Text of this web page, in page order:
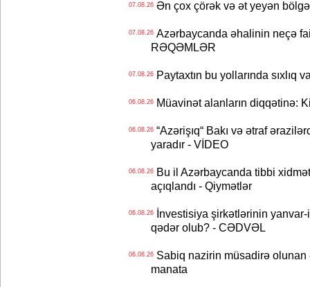
07.08.26Ən çox çörək və ət yeyən
07.08.26Azərbaycanda əhalinin neçə
RƏQƏMLƏR
07.08.26Paytaxtın bu yollarında sıxlıq
06.08.26Müavinət alanların diqqətinə:
06.08.26“Azərişıq“ Bakı və ətraf
yaradır - VİDEO
06.08.26Bu il Azərbaycanda tibbi
açıqlandı - Qiymətlər
06.08.26İnvestisiya şirkətlərinin yanvar-
qədər olub? - CƏDVƏL
06.08.26Sabiq nazirin müsadirə olunan
manata